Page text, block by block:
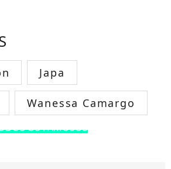
Japa
Wanessa Camargo
OS FAMOSOS